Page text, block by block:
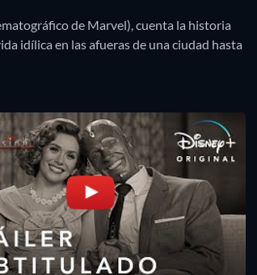
de Marvel), cuenta la historia
idílica en las afueras de una ciudad hasta